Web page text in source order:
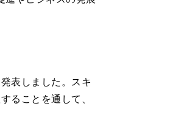
表しました。スキ
ることを通して、